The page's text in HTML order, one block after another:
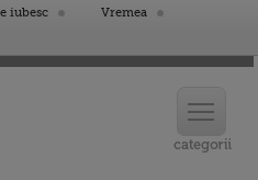
iubesc
Vremea